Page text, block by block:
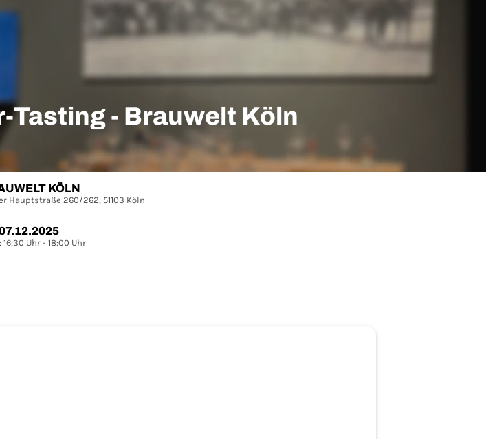
Tasting - Brauwelt Köln
KÖLN
Hauptstraße 260/262, 51103 Köln
16:30 Uhr - 18:00 Uhr